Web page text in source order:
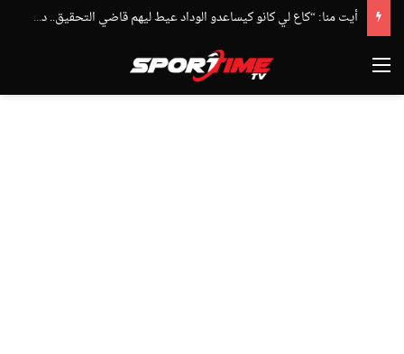
أيت منا: “كاع لي كانو كيساعدو الوداد عيط ليهم قاضي التحقيق.. دابا حتى شي واحد ما بقا باغي يعاون”
القائمة